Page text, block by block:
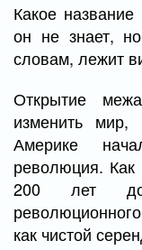
Какое
он не знает,
словам, лежит
Открытие
изменить
Америке
революция.
200 лет до
как чистой